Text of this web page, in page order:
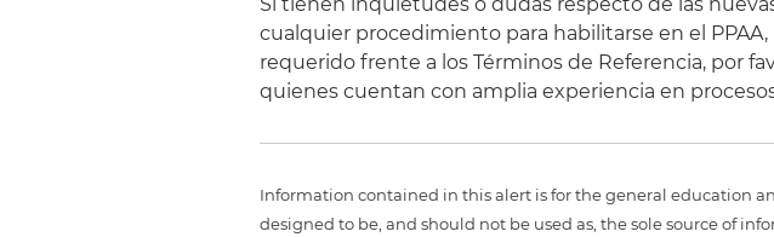
cualquier procedimiento para habilitarse en el
requerido frente a los Términos de Referencia, por
quienes cuentan con amplia experiencia en
Information contained in this alert is for the general education
designed to be, and should not be used as, the sole source of